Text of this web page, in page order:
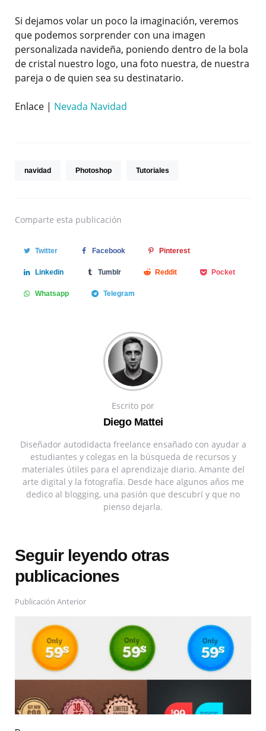
Si dejamos volar un poco la imaginación, veremos
que podemos sorprender con una imagen
personalizada navideña, poniendo dentro de la bola
de cristal nuestro logo, una foto nuestra, de nuestra
pareja o de quien sea su destinatario.
Enlace | Nevada Navidad
navidad Photoshop Tutoriales
Comparte esta publicación
Twitter Facebook Pinterest
Linkedin Tumblr Reddit Pocket
Whatsapp Telegram
Escrito por
Diego Mattei
Diseñador autodidacta freelance ensañado con ayudar a
estudiantes y colegas en la búsqueda de recursos y
materiales útiles para el aprendizaje diario. Amante del
arte digital y la fotografía. Desde hace algunos años me
dedico al blogging, una pasión que descubrí y que no
pienso dejarla.
Seguir leyendo otras
publicaciones
Publicación Anterior